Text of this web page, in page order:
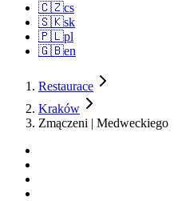
🇨🇿cs
🇸🇰sk
🇵🇱pl
🇬🇧en
Restaurace
Kraków
Zmączeni | Medweckiego